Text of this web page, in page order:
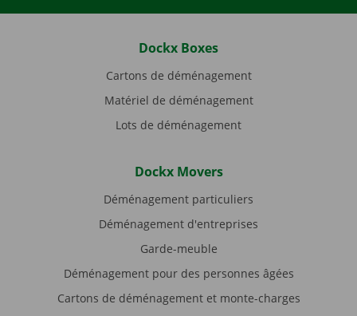
Dockx Boxes
Cartons de déménagement
Matériel de déménagement
Lots de déménagement
Dockx Movers
Déménagement particuliers
Déménagement d'entreprises
Garde-meuble
Déménagement pour des personnes âgées
Cartons de déménagement et monte-charges